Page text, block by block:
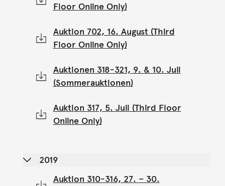
Floor Online Only)
Auktion 702, 16. August (Third
Floor Online Only)
Auktionen 318-321, 9. & 10. Juli
(Sommerauktionen)
Auktion 317, 5. Juli (Third Floor
Online Only)
2019
Auktion 310-316, 27. – 30.